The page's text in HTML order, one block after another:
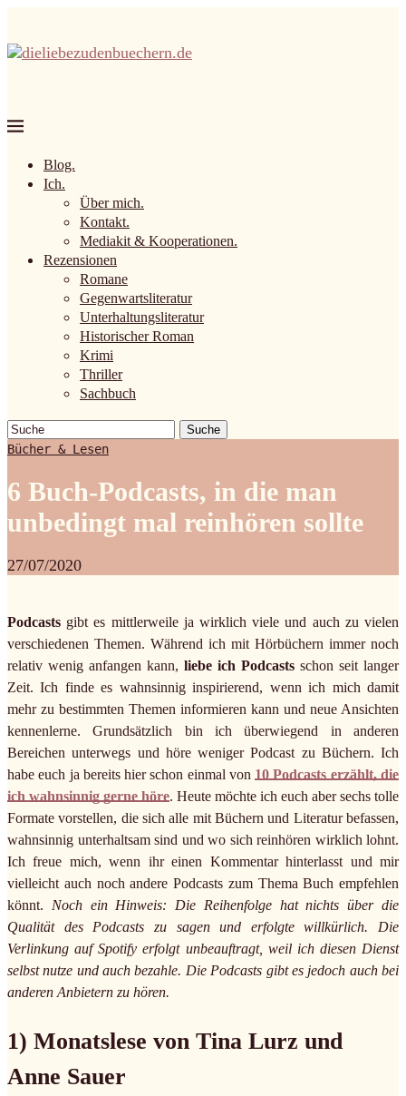
Blog.
Ich.
Über mich.
Kontakt.
Mediakit & Kooperationen.
Rezensionen
Romane
Gegenwartsliteratur
Unterhaltungsliteratur
Historischer Roman
Krimi
Thriller
Sachbuch
Suche
Bücher & Lesen
6 Buch-Podcasts, in die man
unbedingt mal reinhören sollte
27/07/2020
Podcasts gibt es mittlerweile ja wirklich viele und auch zu vielen
verschiedenen Themen. Während ich mit Hörbüchern immer noch
relativ wenig anfangen kann, liebe ich Podcasts schon seit langer
Zeit. Ich finde es wahnsinnig inspirierend, wenn ich mich damit
mehr zu bestimmten Themen informieren kann und neue Ansichten
kennenlerne. Grundsätzlich bin ich überwiegend in anderen
Bereichen unterwegs und höre weniger Podcast zu Büchern. Ich
habe euch ja bereits hier schon einmal von 10 Podcasts erzählt, die
ich wahnsinnig gerne höre. Heute möchte ich euch aber sechs tolle
Formate vorstellen, die sich alle mit Büchern und Literatur befassen,
wahnsinnig unterhaltsam sind und wo sich reinhören wirklich lohnt.
Ich freue mich, wenn ihr einen Kommentar hinterlasst und mir
vielleicht auch noch andere Podcasts zum Thema Buch empfehlen
könnt. Noch ein Hinweis: Die Reihenfolge hat nichts über die
Qualität des Podcasts zu sagen und erfolgte willkürlich. Die
Verlinkung auf Spotify erfolgt unbeauftragt, weil ich diesen Dienst
selbst nutze und auch bezahle. Die Podcasts gibt es jedoch auch bei
anderen Anbietern zu hören.
1) Monatslese von Tina Lurz und
Anne Sauer